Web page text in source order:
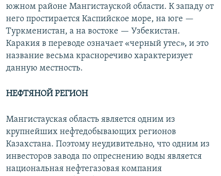
южном районе Мангистауской области. К западу от
него простирается Каспийское море, на юге —
Туркменистан, а на востоке — Узбекистан.
Каракия в переводе означает «черный утес», и это
название весьма красноречиво характеризует
данную местность.
НЕФТЯНОЙ РЕГИОН
Мангистауская область является одним из
крупнейших нефтедобывающих регионов
Казахстана. Поэтому неудивительно, что одним из
инвесторов завода по опреснению воды является
национальная нефтегазовая компания